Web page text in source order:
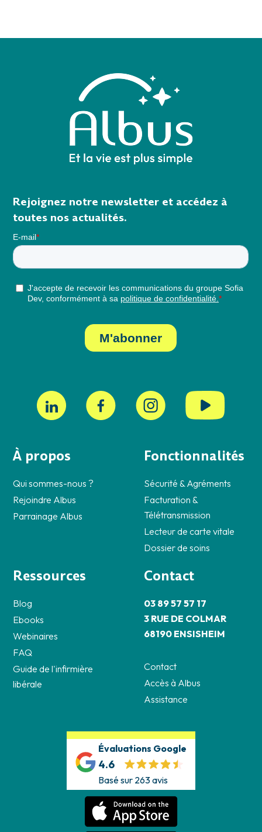
À propos
Qui sommes-nous ?
Rejoindre Albus
Parrainage Albus
Fonctionnalités
Sécurité & Agréments
Facturation &
Télétransmission
Lecteur de carte vitale
Dossier de soins
Ressources
Blog
Ebooks
Webinaires
FAQ
Guide de l'infirmière
libérale
Contact
03 89 57 57 17
3 RUE DE COLMAR
68190 ENSISHEIM
Contact
Accès à Albus
Assistance
Évaluations Google
4.6
Basé sur 263 avis
Rejoignez notre newsletter et accédez à
toutes nos actualités.